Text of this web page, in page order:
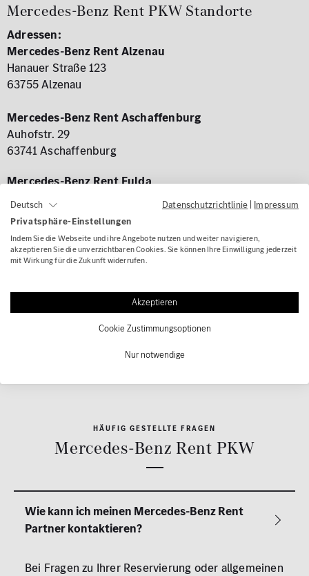
Mercedes-Benz Rent PKW Standorte
Adressen:
Mercedes-Benz Rent Alzenau
Hanauer Straße 123
63755 Alzenau
Mercedes-Benz Rent Aschaffenburg
Auhofstr. 29
63741 Aschaffenburg
Mercedes-Benz Rent Fulda
Frankfurter Straße 125
36043 Fulda
Mercedes-Benz Rent Gelnhausen
Zum Sonnenberg 1-3
Zu den Standorten
HÄUFIG GESTELLTE FRAGEN
Mercedes-Benz Rent PKW
Bei Fragen zu Ihrer Reservierung oder allgemeinen
Deutsch Datenschutzrichtlinie | Impressum
Privatsphäre-Einstellungen
Indem Sie die Webseite und ihre Angebote nutzen und weiter navigieren,
akzeptieren Sie die unverzichtbaren Cookies. Sie können Ihre Einwilligung jederzeit
mit Wirkung für die Zukunft widerrufen.
Akzeptieren
Cookie Zustimmungsoptionen
Nur notwendige